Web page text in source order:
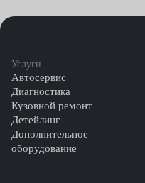
Услуги
Автосервис
Диагностика
Кузовной ремонт
Детейлинг
Дополнительное
оборудование